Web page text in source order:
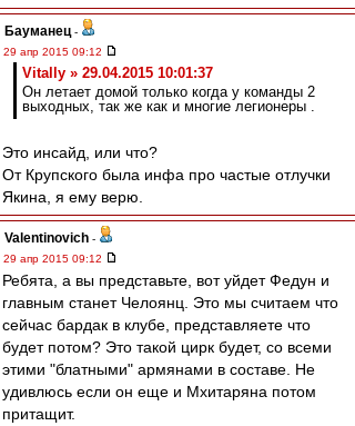
Бауманец -
29 апр 2015 09:12
Vitally » 29.04.2015 10:01:37
Он летает домой только когда у команды 2
выходных, так же как и многие легионеры .
Это инсайд, или что?
От Крупского была инфа про частые отлучки
Якина, я ему верю.
Valentinovich -
29 апр 2015 09:12
Ребята, а вы представьте, вот уйдет Федун и
главным станет Челоянц. Это мы считаем что
сейчас бардак в клубе, представляете что
будет потом? Это такой цирк будет, со всеми
этими "блатными" армянами в составе. Не
удивлюсь если он еще и Мхитаряна потом
притащит.